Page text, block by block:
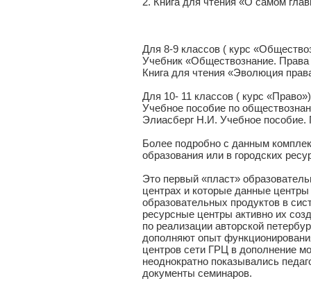
Для 8-9 классов ( курс
Учебник «Обществознание. Права
Книга для чтения «Эволюция
Для 10- 11 классов ( курс
Учебное пособие по
Элиасберг Н.И. Учебное пособие.
Более подробно с данным
образования или в городских
Это первый «пласт»
центрах и которые данные
образовательных продуктов в
ресурсные центры активно их
по реализации авторской
дополняют опыт
центров сети ГРЦ в дополнение
неоднократно показывались
документы семинаров.